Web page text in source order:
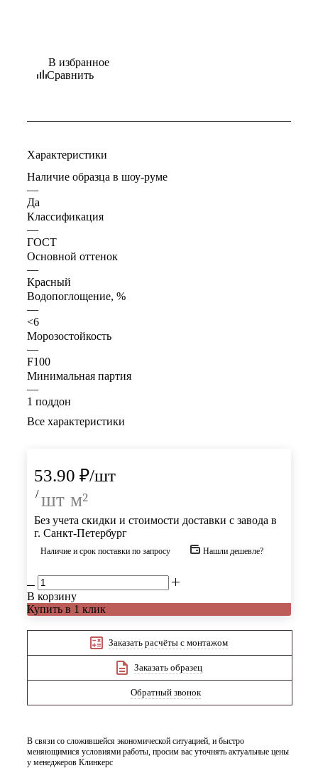
В избранное
Сравнить
Характеристики
Наличие образца в шоу-руме
—
Да
Классификация
—
ГОСТ
Основной оттенок
—
Красный
Водопоглощение, %
—
<6
Морозостойкость
—
F100
Минимальная партия
—
1 поддон
Все характеристики
53.90 ₽/шт
/ шт м²
Без учета скидки и стоимости доставки с завода в
г. Санкт-Петербург
Наличие и срок поставки по запросу Нашли дешевле?
В корзину
Купить в 1 клик
Заказать расчёты с монтажом
Заказать образец
Обратный звонок
В связи со сложившейся экономической ситуацией, и быстро
меняющимися условиями работы, просим вас уточнять актуальные цены
у менеджеров Клинкерс